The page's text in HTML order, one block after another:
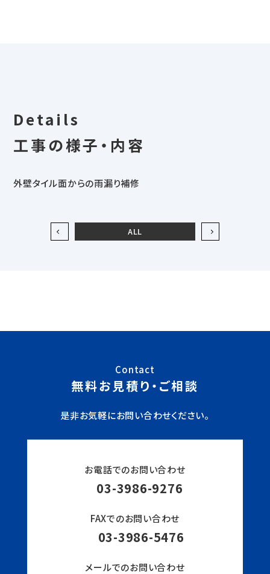
Details
工事の様子・内容
外壁タイル面からの雨漏り補修
ALL
Contact
無料お見積り・ご相談
是非お気軽にお問い合わせください。
お電話でのお問い合わせ
03-3986-9276
FAXでのお問い合わせ
03-3986-5476
メールでのお問い合わせ